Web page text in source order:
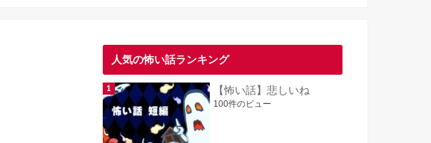
人気の怖い話ランキング
【怖い話】悲しいね
100件のビュー